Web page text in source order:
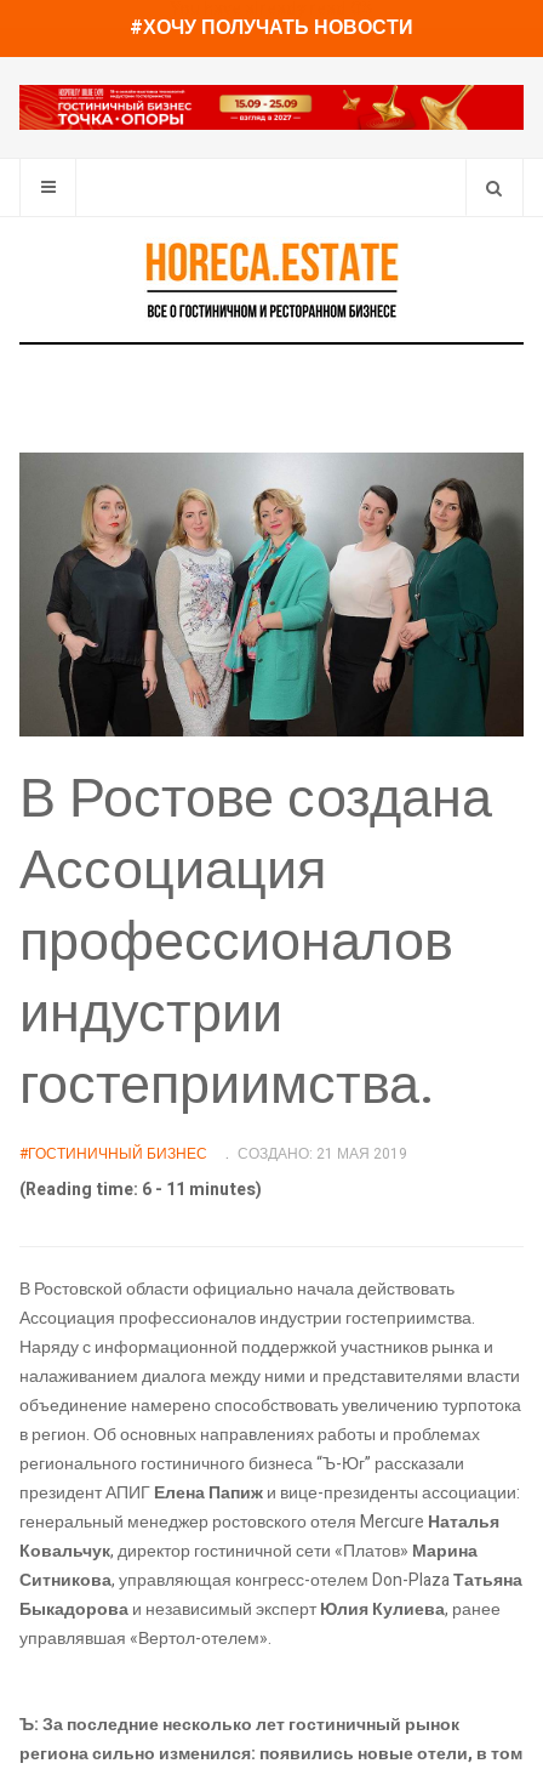
#ХОЧУ ПОЛУЧАТЬ НОВОСТИ
В Ростове создана
Ассоциация
профессионалов
индустрии
гостеприимства.
#ГОСТИНИЧНЫЙ БИЗНЕС СОЗДАНО: 21 МАЯ 2019
(Reading time: 6 - 11 minutes)
В Ростовской области официально начала действовать
Ассоциация профессионалов индустрии гостеприимства.
Наряду с информационной поддержкой участников рынка и
налаживанием диалога между ними и представителями власти
объединение намерено способствовать увеличению турпотока
в регион. Об основных направлениях работы и проблемах
регионального гостиничного бизнеса “Ъ-Юг” рассказали
президент АПИГЕлена Папижи вице-президенты ассоциации:
генеральный менеджер ростовского отеля Mercure Наталья
Ковальчук, директор гостиничной сети «Платов» Марина
Ситникова, управляющая конгресс-отелем Don-PlazaТатьяна
Быкадороваи независимый экспертЮлия Кулиева, ранее
управлявшая «Вертол-отелем».
Ъ: За последние несколько лет гостиничный рынок
региона сильно изменился: появились новые отели, в том